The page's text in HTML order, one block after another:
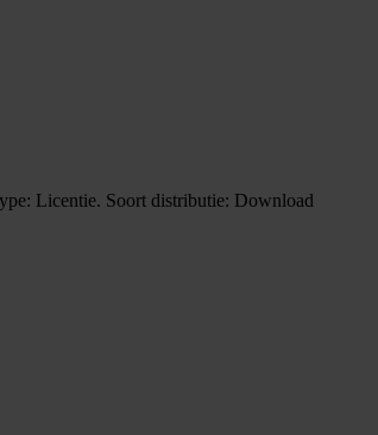
Licentie. Soort distributie: Download